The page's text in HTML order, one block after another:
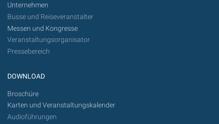
Unternehmen
Busse und Reiseveranstalter
Messen und Kongresse
Veranstaltungsorganisator
Pressebereich
DOWNLOAD
Broschüre
Karten und Veranstaltungskalender
Audioführungen